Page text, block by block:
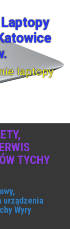
laptopy
TYCHY
urządzenia
Wyry